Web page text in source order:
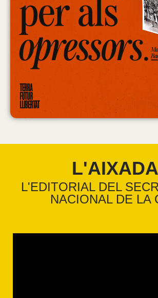
L'AIXADA
L'EDITORIAL DEL
NACIONAL DE LA